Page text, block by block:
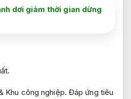
dơi giảm thời gian dừng
Khu công nghiệp. Đáp ứng tiêu